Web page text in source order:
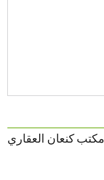
مكتب كنعان العقاري